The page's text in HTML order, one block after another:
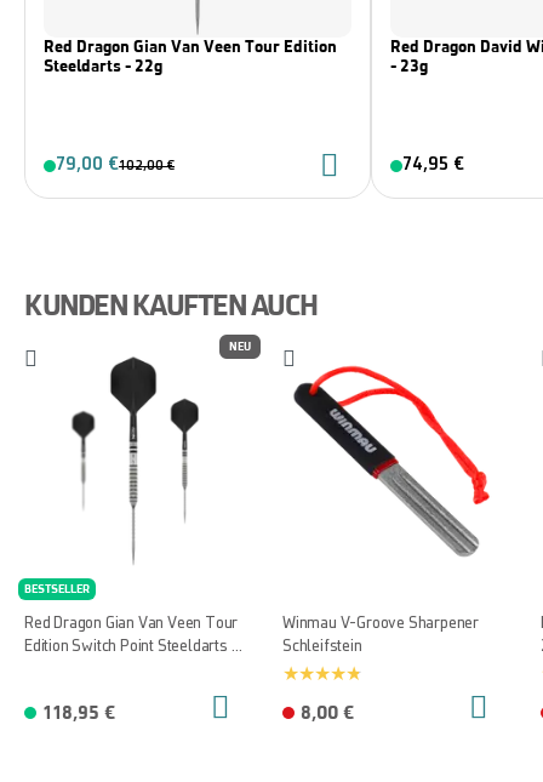
Red Dragon Gian Van Veen Tour Edition
Steeldarts - 22g
79,00 €102,00 €
Red Dragon David
- 23g
74,95 €
KUNDEN KAUFTEN AUCH
NEU
BESTSELLER
Red Dragon Gian Van Veen Tour
Edition Switch Point Steeldarts -
118,95 €
Winmau V-Groove Sharpener
Schleifstein
8,00 €